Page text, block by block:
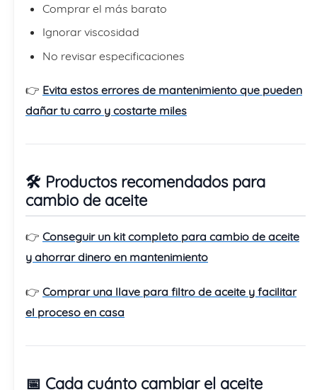
Comprar el más barato
Ignorar viscosidad
No revisar especificaciones
👉 Evita estos errores de mantenimiento que pueden
dañar tu carro y costarte miles
🛠️ Productos recomendados para
cambio de aceite
👉 Conseguir un kit completo para cambio de aceite
y ahorrar dinero en mantenimiento
👉 Comprar una llave para filtro de aceite y facilitar
el proceso en casa
📅 Cada cuánto cambiar el aceite